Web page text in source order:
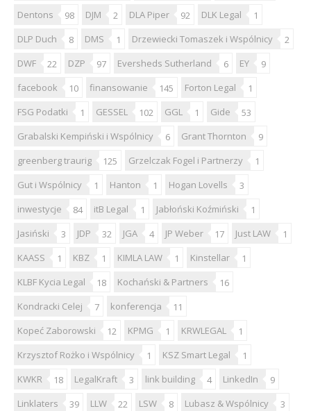
Dentons
98 DJM 2 DLA Piper 92 DLK Legal
1
DLP Duch
8 DMS 1 Drzewiecki Tomaszek i Wspólnicy
2
DWF
22 DZP 97 Eversheds Sutherland 6 EY
9
facebook
10 finansowanie 145 Forton Legal
1
FSG Podatki
1 GESSEL 102 GGL 1 Gide
53
Grabalski Kempiński i Wspólnicy
6 Grant Thornton
9
greenberg traurig
125 Grzelczak Fogel i Partnerzy
1
Gut i Wspólnicy
1 Hanton 1 Hogan Lovells
3
inwestycje
84 itB Legal 1 Jabłoński Koźmiński
1
Jasiński
3 JDP 32 JGA 4 JP Weber 17 Just LAW
1
KAASS
1 KBZ 1 KIMLA LAW 1 Kinstellar
1
KLBF Kycia Legal
18 Kochański & Partners
16
Kondracki Celej
7 konferencja
11
Kopeć Zaborowski
12 KPMG 1 KRWLEGAL
1
Krzysztof Rożko i Wspólnicy
1 KSZ Smart Legal
1
KWKR
18 LegalKraft 3 link building 4 LinkedIn
9
Linklaters
39 LLW 22 LSW 8 Lubasz & Wspólnicy
3